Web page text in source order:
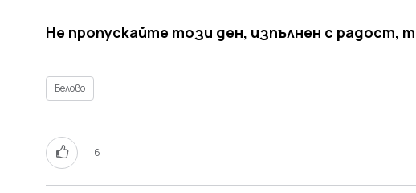
Не пропускайте този ден, изпълнен с радост,
Белово
6